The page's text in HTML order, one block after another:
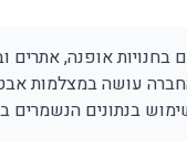
שהחברה עושה
בנתונים הנשמרים